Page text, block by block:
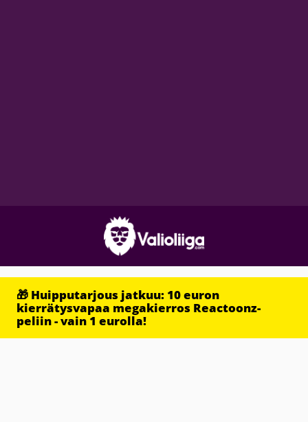
🎁 Huipputarjous jatkuu: 10 euron
kierrätysvapaa megakierros Reactoonz-
peliin - vain 1 eurolla!